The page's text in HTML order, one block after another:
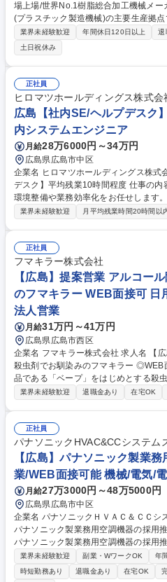
場上場/世界No.1樹脂総合加工機械メーカー 仕事の内容 産業用機
(プラスチック製造機械)の主要生産拠
ジニアをご担当いただきます。広島製
り、全社の業績を支えております。 近年情報インフラの重要度は益々高ま
っており、情報システム部門には生産
ムの運用、保守に留まらず、事業支援
発まで多種多様な業務があり、更なる
をしております。データベースやアプ
の活躍を期待しております。 募集職種 【社内SE(インフラ)/広島】プライ
ム市場上場/世界No.1樹脂総合加工機械
業界未経験歓迎 年間休日120日以上 退
土日祝休み
正社員
ヒロマツホールディングス株式会
広島【社内SE/ヘルプデスク
内システムエンジニア
月給28万6000円～34万円
広島県広島市中区
企業名 ヒロマツホールディングス株式会社 求人名 広島【社内
デスク】平均残業10時間程度 仕事の内容 社内SEとしてグループ全体のIT
環境整備や業務効率化をお任せします
RPA導入まで幅広く携わり、DX推進
作、システム問合せ対応） ■PCキッ
■Webシステム・クラウド・パッケージ
ワーク企画、保守、運用、OA機器選定
いたデータ集計、ノーコードRPA作成
ため、ITによる改善に主体的に関われます。 募集職種 広島【社内
プデスク】平均残業10時間程度
業界未経験歓迎 月平均残業時間20時間以
正社員
フマキラー株式会社
【広島】提案営業 アルコー
のフマキラー WEB面接可 日
法人営業
月給31万円～41万円
広島県広島市西区
企業名 フマキラー株式会社 求人名 【広島】提案営業★アルコール除菌、
殺虫剤でお馴染みのフマキラー ◎WEB面接可 仕事の内容 ■当
品である「ベープ」をはじめとする殺
菌」といった家庭用品、園芸用品など
販売動向の調査 ・製品や売場レイアウ
（ディスプレイや販促物の企画）等。
するやりがいのある営業です ■弊社は
ます。将来的には海外営業としてのキャリ
【広島】提案営業★アルコール除菌、
EB面接可
業界未経験歓迎 退職金あり 在宅OK
正社員
パナソニックHVAC&CCシステム
【広島】パナソニック製業
業/WEB面接可能 機械/電気/
月給27万3000円～48万5000円
広島県広島市中区
企業名 パナソニックＨＶＡＣ＆ＣＣシステムズ株
パナソニック製業務用空調機器の採用推進営
パナソニック製業務用空調機器の採用
務内容】■設計事務所へアプローチを
活動を行って頂きます。 ■スペックイン後もゼネコン、サブコン、流通代
理店と縦追い営業を実施し 受注につな
業界未経験歓迎 副業・WワークOK 年
時短勤務あり
退職金あり 在宅OK